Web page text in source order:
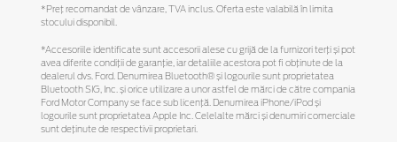
*Preţ recomandat de vânzare, TVA inclus. Oferta este valabilă în limita
stocului disponibil.
*Accesoriile identificate sunt accesorii alese cu grijă de la furnizori terți și pot
avea diferite condiții de garanție, iar detaliile acestora pot fi obținute de la
dealerul dvs. Ford. Denumirea Bluetooth® și logourile sunt proprietatea
Bluetooth SIG, Inc. și orice utilizare a unor astfel de mărci de către compania
Ford Motor Company se face sub licență. Denumirea iPhone/iPod și
logourile sunt proprietatea Apple Inc. Celelalte mărci și denumiri comerciale
sunt deținute de respectivii proprietari.